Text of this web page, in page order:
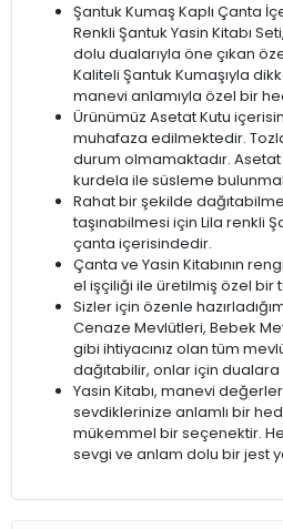
Şantuk Kumaş Kaplı Çanta
Renkli Şantuk Yasin Kitabı
dolu dualarıyla öne çıkan
Kaliteli Şantuk Kumaşıyla
manevi anlamıyla özel bir
Ürünümüz Asetat Kutu
muhafaza edilmektedir.
durum olmamaktadır.
kurdela ile süsleme
Rahat bir şekilde
taşınabilmesi için Lila renkli
çanta içerisindedir.
Çanta ve Yasin Kitabının
el işçiliği ile üretilmiş özel bir
Sizler için özenle
Cenaze Mevlütleri, Bebek
gibi ihtiyacınız olan tüm
dağıtabilir, onlar için
Yasin Kitabı, manevi
sevdiklerinize anlamlı bir
mükemmel bir seçenektir.
sevgi ve anlam dolu bir jest